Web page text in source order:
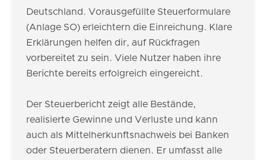
Deutschland. Vorausgefüllte Steuerformulare
(Anlage SO) erleichtern die Einreichung. Klare
Erklärungen helfen dir, auf Rückfragen
vorbereitet zu sein. Viele Nutzer haben ihre
Berichte bereits erfolgreich eingereicht.
Der Steuerbericht zeigt alle Bestände,
realisierte Gewinne und Verluste und kann
auch als Mittelherkunftsnachweis bei Banken
oder Steuerberatern dienen. Er umfasst alle